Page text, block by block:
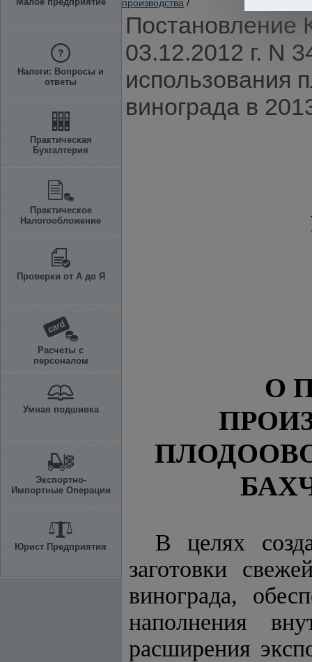
Налоги: Вопросы и
ответы
Практическая
Бухгалтерия
Практическое
Налогообложение
Проверки от А до Я
Расчеты с
персоналом
Умная подшивка
Экспортно-
Импортные Операции
Юрист Предприятия
производства /
Постановление
03.12.2012 г. N
использования
винограда в
О
В целях
заготовки
винограда,
наполнения
расширения